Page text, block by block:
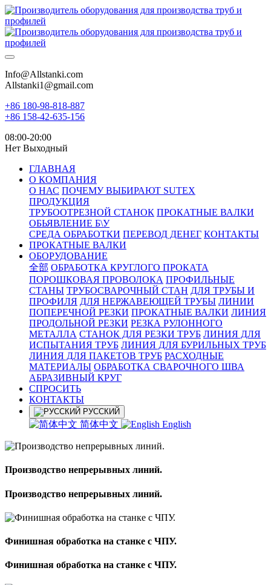
Info@Allstanki.com
Allstanki1@gmail.com
+86 180-98-818-887
+86 158-42-635-156
08:00-20:00
Нет Выходный
ГЛАВНАЯ
О КОМПАНИЯ
О НАС ПОЧЕМУ ВЫБИРАЮТ SUTEX
ПРОДУКЦИЯ
ТРУБООТРЕЗНОЙ СТАНОК ПРОКАТНЫЕ ВАЛКИ
ОБЬЯВЛЕНИЕ Б\У
СРЕДА ОБРАБОТКИ ПЕРЕВОД ДЕНЕГ КОНТАКТЫ
ПРОКАТНЫЕ ВАЛКИ
ОБОРУДОВАНИЕ
全部 ОБРАБОТКА КРУГЛОГО ПРОКАТА
ПОРОШКОВАЯ ПРОВОЛОКА ПРОФИЛЬНЫЕ
СТАНЫ ТРУБОСВАРОЧНЫЙ СТАН ДЛЯ ТРУБЫ И
ПРОФИЛЯ ДЛЯ НЕРЖАВЕЮЩЕЙ ТРУБЫ ЛИНИИ
ПОПЕРЕЧНОЙ РЕЗКИ ПРОКАТНЫЕ ВАЛКИ ЛИНИЯ
ПРОДОЛЬНОЙ РЕЗКИ РЕЗКА РУЛОННОГО
МЕТАЛЛА СТАНОК ДЛЯ РЕЗКИ ТРУБ ЛИНИЯ ДЛЯ
ИСПЫТАНИЯ ТРУБ ЛИНИЯ ДЛЯ БУРИЛЬНЫХ ТРУБ
ЛИНИЯ ДЛЯ ПАКЕТОВ ТРУБ РАСХОДНЫЕ
МАТЕРИАЛЫ OБРАБОТКА СВАРОЧНОГО ШВА
АБРАЗИВНЫЙ КРУГ
СПРОСИТЬ
КОНТАКТЫ
РУССКИЙ
简体中文 English
Производство непрерывных линий.
Производство непрерывных линий.
Финишная обработка на станке с ЧПУ.
Финишная обработка на станке с ЧПУ.